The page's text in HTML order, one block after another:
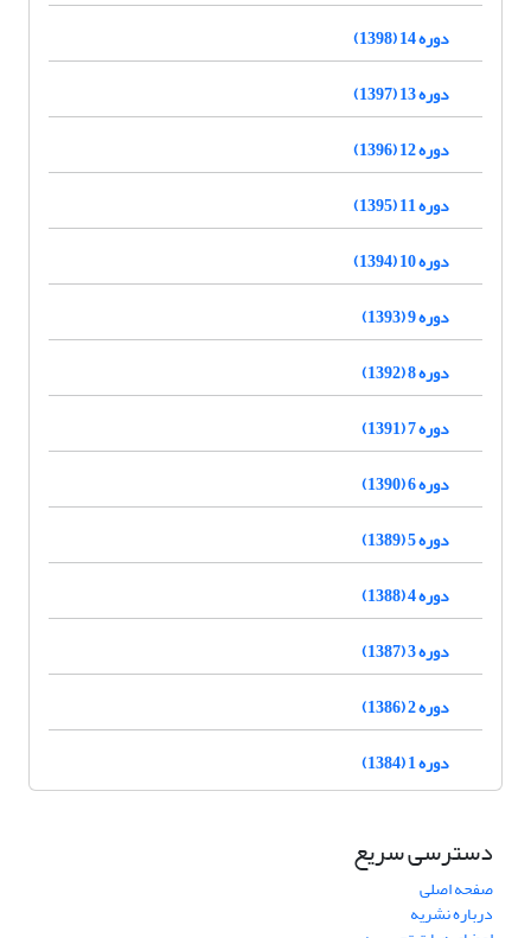
دوره 14 (1398)
دوره 13 (1397)
دوره 12 (1396)
دوره 11 (1395)
دوره 10 (1394)
دوره 9 (1393)
دوره 8 (1392)
دوره 7 (1391)
دوره 6 (1390)
دوره 5 (1389)
دوره 4 (1388)
دوره 3 (1387)
دوره 2 (1386)
دوره 1 (1384)
دسترسی سریع
صفحه اصلی
درباره نشریه